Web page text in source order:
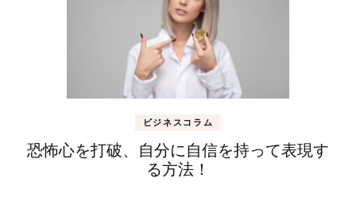
ビジネスコラム
恐怖心を打破、自分に自信を持って表現す
る方法！